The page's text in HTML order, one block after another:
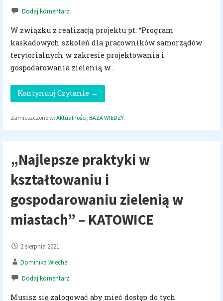
Dodaj komentarz
W związku z realizacją projektu pt. “Program
kaskadowych szkoleń dla pracowników samorządów
terytorialnych w zakresie projektowania i
gospodarowania zielenią w…
Kontynuuj Czytanie →
Zamieszczono w: Aktualności BAZA WIEDZY
„Najlepsze praktyki w
kształtowaniu i
gospodarowaniu zielenią w
miastach” – KATOWICE
2 sierpnia 2021
Dominika Wiecha
Dodaj komentarz
Musisz się zalogować aby mieć dostęp do tych